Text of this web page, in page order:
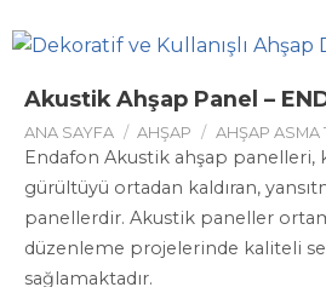
Akustik Ahşap Panel –
ANA SAYFA / AHŞAP / AHŞAP ASMA
Endafon Akustik ahşap panelleri,
gürültüyü ortadan kaldıran,
panellerdir. Akustik paneller
düzenleme projelerinde kaliteli
sağlamaktadır.